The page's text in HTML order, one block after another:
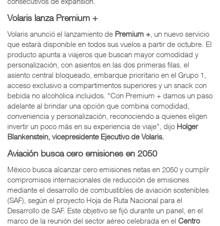
Volaris lanza Premium +
Volaris anunció el lanzamiento de Premium + , un nuevo servicio
que estará disponible en todos sus vuelos a partir de octubre. El
producto apunta a viajeros que buscan mayor comodidad y
personalización, con asientos en las dos primeras filas, el
asiento central bloqueado, embarque prioritario en el Grupo 1,
acceso exclusivo a compartimentos superiores y un snack con
bebida no alcohólica incluidos. “Con Premium + damos un paso
adelante al brindar una opción que combina comodidad,
conveniencia y personalización, reconociendo a quienes eligen
invertir un poco más en su experiencia de viaje”, dijo Holger
Blankenstein, vicepresidente Ejecutivo de Volaris.
Aviación busca cero emisiones en 2050
México busca alcanzar cero emisiones netas en 2050 y cumplir
compromisos internacionales de reducción de emisiones
mediante el desarrollo de combustibles de aviación sostenibles
(SAF), según el proyecto Hoja de Ruta Nacional para el
Desarrollo de SAF. Este objetivo se fijó durante un panel, en el
marco de la reunión del sector aéreo celebrada en el Centro